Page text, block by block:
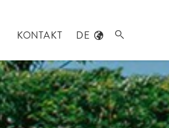
KONTAKT DE 